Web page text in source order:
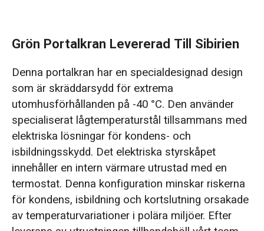
Grön Portalkran Levererad Till Sibirien
Denna portalkran har en specialdesignad design
som är skräddarsydd för extrema
utomhusförhållanden på -40 °C. Den använder
specialiserat lågtemperaturstål tillsammans med
elektriska lösningar för kondens- och
isbildningsskydd. Det elektriska styrskåpet
innehåller en intern värmare utrustad med en
termostat. Denna konfiguration minskar riskerna
för kondens, isbildning och kortslutning orsakade
av temperaturvariationer i polära miljöer. Efter